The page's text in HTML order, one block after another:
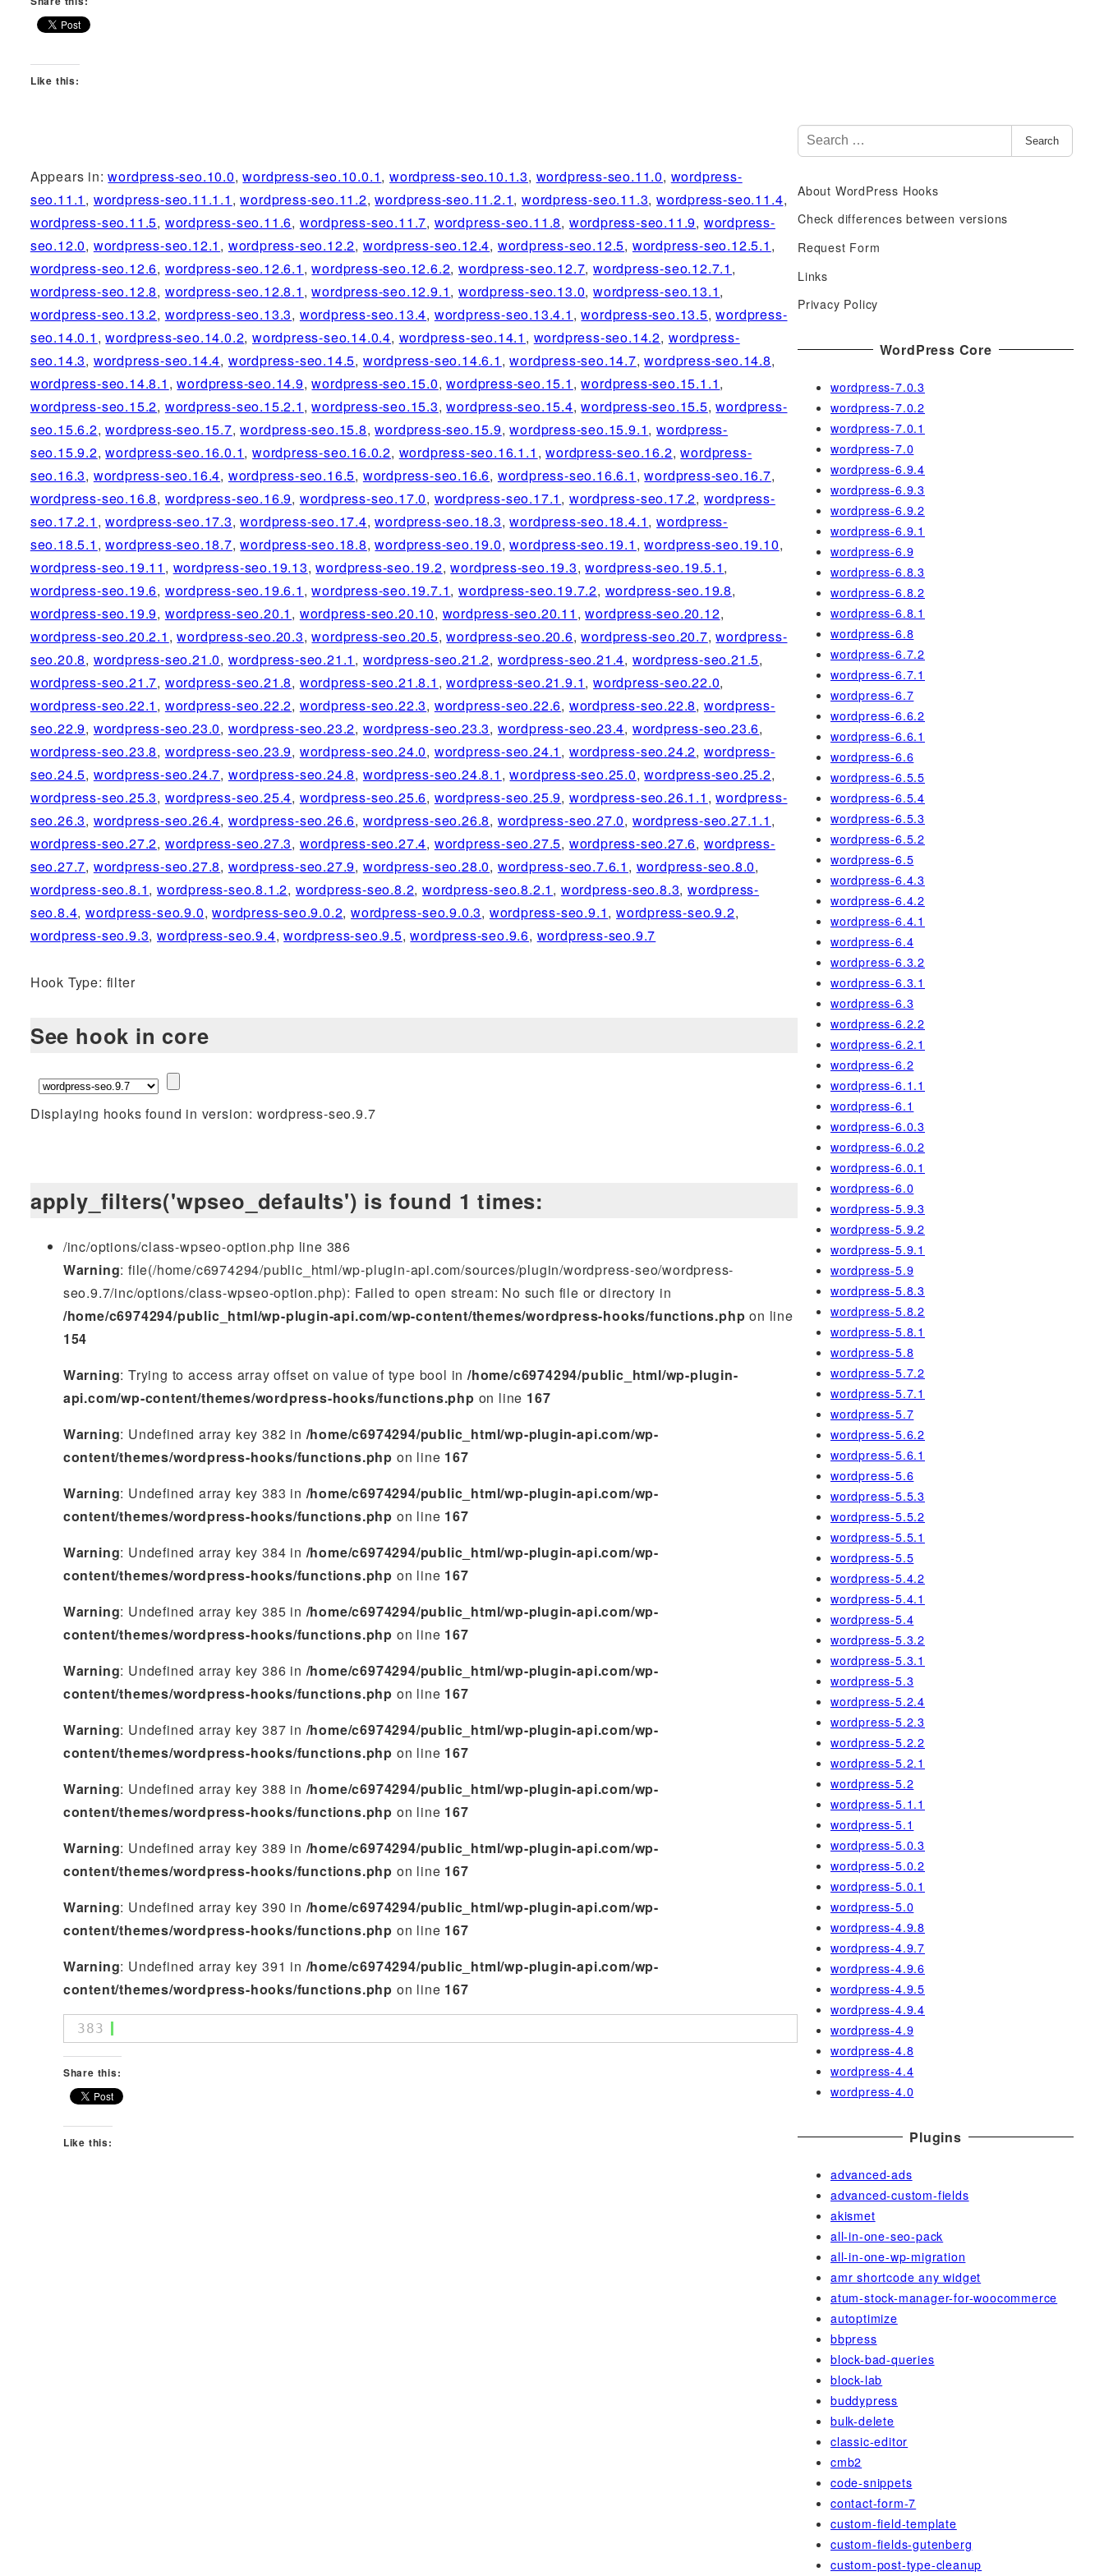
Like this:
Appears in:wordpress-seo.10.0,wordpress-seo.10.0.1,wordpress-seo.10.1.3, wordpress-seo.11.0, wordpress-
seo.11.1 , wordpress-seo.11.1.1 ,wordpress-seo.11.2,wordpress-seo.11.2.1,wordpress-seo.11.3,wordpress-seo.11.4,
wordpress-seo.11.5, wordpress-seo.11.6, wordpress-seo.11.7, wordpress-seo.11.8, wordpress-seo.11.9, wordpress-
seo.12.0, wordpress-seo.12.1 , wordpress-seo.12.2, wordpress-seo.12.4, wordpress-seo.12.5, wordpress-seo.12.5.1 ,
wordpress-seo.12.6, wordpress-seo.12.6.1 ,wordpress-seo.12.6.2,wordpress-seo.12.7,wordpress-seo.12.7.1 ,
wordpress-seo.12.8, wordpress-seo.12.8.1 ,wordpress-seo.12.9.1,wordpress-seo.13.0,wordpress-seo.13.1,
wordpress-seo.13.2, wordpress-seo.13.3, wordpress-seo.13.4, wordpress-seo.13.4.1 ,wordpress-seo.13.5,wordpress-
seo.14.0.1 ,wordpress-seo.14.0.2,wordpress-seo.14.0.4, wordpress-seo.14.1 , wordpress-seo.14.2, wordpress-
seo.14.3, wordpress-seo.14.4, wordpress-seo.14.5, wordpress-seo.14.6.1 ,wordpress-seo.14.7,wordpress-seo.14.8,
wordpress-seo.14.8.1 ,wordpress-seo.14.9,wordpress-seo.15.0,wordpress-seo.15.1 ,wordpress-seo.15.1.1,
wordpress-seo.15.2, wordpress-seo.15.2.1 ,wordpress-seo.15.3,wordpress-seo.15.4,wordpress-seo.15.5,wordpress-
seo.15.6.2,wordpress-seo.15.7,wordpress-seo.15.8,wordpress-seo.15.9,wordpress-seo.15.9.1,wordpress-
seo.15.9.2,wordpress-seo.16.0.1,wordpress-seo.16.0.2, wordpress-seo.16.1.1 ,wordpress-seo.16.2,wordpress-
seo.16.3, wordpress-seo.16.4, wordpress-seo.16.5, wordpress-seo.16.6, wordpress-seo.16.6.1 ,wordpress-seo.16.7,
wordpress-seo.16.8, wordpress-seo.16.9, wordpress-seo.17.0, wordpress-seo.17.1 , wordpress-seo.17.2, wordpress-
seo.17.2.1 ,wordpress-seo.17.3,wordpress-seo.17.4,wordpress-seo.18.3,wordpress-seo.18.4.1,wordpress-
seo.18.5.1 ,wordpress-seo.18.7,wordpress-seo.18.8,wordpress-seo.19.0,wordpress-seo.19.1 ,wordpress-seo.19.10,
wordpress-seo.19.11 , wordpress-seo.19.13,wordpress-seo.19.2,wordpress-seo.19.3,wordpress-seo.19.5.1,
wordpress-seo.19.6, wordpress-seo.19.6.1 ,wordpress-seo.19.7.1,wordpress-seo.19.7.2, wordpress-seo.19.8,
wordpress-seo.19.9, wordpress-seo.20.1 , wordpress-seo.20.10, wordpress-seo.20.11 ,wordpress-seo.20.12,
wordpress-seo.20.2.1 ,wordpress-seo.20.3,wordpress-seo.20.5,wordpress-seo.20.6,wordpress-seo.20.7,wordpress-
seo.20.8, wordpress-seo.21.0, wordpress-seo.21.1 , wordpress-seo.21.2, wordpress-seo.21.4, wordpress-seo.21.5,
wordpress-seo.21.7, wordpress-seo.21.8, wordpress-seo.21.8.1 ,wordpress-seo.21.9.1,wordpress-seo.22.0,
wordpress-seo.22.1 , wordpress-seo.22.2, wordpress-seo.22.3, wordpress-seo.22.6, wordpress-seo.22.8, wordpress-
seo.22.9, wordpress-seo.23.0, wordpress-seo.23.2, wordpress-seo.23.3, wordpress-seo.23.4, wordpress-seo.23.6,
wordpress-seo.23.8, wordpress-seo.23.9, wordpress-seo.24.0, wordpress-seo.24.1 , wordpress-seo.24.2, wordpress-
seo.24.5, wordpress-seo.24.7, wordpress-seo.24.8, wordpress-seo.24.8.1 ,wordpress-seo.25.0,wordpress-seo.25.2,
wordpress-seo.25.3, wordpress-seo.25.4, wordpress-seo.25.6, wordpress-seo.25.9, wordpress-seo.26.1.1 ,wordpress-
seo.26.3, wordpress-seo.26.4, wordpress-seo.26.6, wordpress-seo.26.8, wordpress-seo.27.0, wordpress-seo.27.1.1 ,
wordpress-seo.27.2, wordpress-seo.27.3, wordpress-seo.27.4, wordpress-seo.27.5, wordpress-seo.27.6, wordpress-
seo.27.7, wordpress-seo.27.8, wordpress-seo.27.9, wordpress-seo.28.0, wordpress-seo.7.6.1 , wordpress-seo.8.0,
wordpress-seo.8.1,wordpress-seo.8.1.2, wordpress-seo.8.2,wordpress-seo.8.2.1 , wordpress-seo.8.3,wordpress-
seo.8.4,wordpress-seo.9.0,wordpress-seo.9.0.2,wordpress-seo.9.0.3, wordpress-seo.9.1,wordpress-seo.9.2,
wordpress-seo.9.3,wordpress-seo.9.4,wordpress-seo.9.5,wordpress-seo.9.6, wordpress-seo.9.7
Hook Type: filter
See hook in core
Displaying hooks found in version: wordpress-seo.9.7
apply_filters('wpseo_defaults') is found 1 times:
/inc/options/class-wpseo-option.php line 386
Warning: file(/home/c6974294/public_html/wp-plugin-api.com/sources/plugin/wordpress-seo/wordpress-
seo.9.7/inc/options/class-wpseo-option.php): Failed to open stream: No such file or directory in
/home/c6974294/public_html/wp-plugin-api.com/wp-content/themes/wordpress-hooks/functions.php on line
154
Warning: Trying to access array offset on value of type bool in/home/c6974294/public_html/wp-plugin-
api.com/wp-content/themes/wordpress-hooks/functions.php on line 167
Warning: Undefined array key 382 in /home/c6974294/public_html/wp-plugin-api.com/wp-
content/themes/wordpress-hooks/functions.php on line 167
Warning: Undefined array key 383 in /home/c6974294/public_html/wp-plugin-api.com/wp-
content/themes/wordpress-hooks/functions.php on line 167
Warning: Undefined array key 384 in /home/c6974294/public_html/wp-plugin-api.com/wp-
content/themes/wordpress-hooks/functions.php on line 167
Warning: Undefined array key 385 in /home/c6974294/public_html/wp-plugin-api.com/wp-
content/themes/wordpress-hooks/functions.php on line 167
Warning: Undefined array key 386 in /home/c6974294/public_html/wp-plugin-api.com/wp-
content/themes/wordpress-hooks/functions.php on line 167
Warning: Undefined array key 387 in /home/c6974294/public_html/wp-plugin-api.com/wp-
content/themes/wordpress-hooks/functions.php on line 167
Warning: Undefined array key 388 in /home/c6974294/public_html/wp-plugin-api.com/wp-
content/themes/wordpress-hooks/functions.php on line 167
Warning: Undefined array key 389 in /home/c6974294/public_html/wp-plugin-api.com/wp-
content/themes/wordpress-hooks/functions.php on line 167
Warning: Undefined array key 390 in /home/c6974294/public_html/wp-plugin-api.com/wp-
content/themes/wordpress-hooks/functions.php on line 167
Warning: Undefined array key 391 in /home/c6974294/public_html/wp-plugin-api.com/wp-
content/themes/wordpress-hooks/functions.php on line 167
383
Share this:
Like this:
S
e
r
c
f
o
r
Search
About WordPress Hooks
Check differences between versions
Request Form
Links
Privacy Policy
WordPress Core
wordpress-7.0.3
wordpress-7.0.2
wordpress-7.0.1
wordpress-7.0
wordpress-6.9.4
wordpress-6.9.3
wordpress-6.9.2
wordpress-6.9.1
wordpress-6.9
wordpress-6.8.3
wordpress-6.8.2
wordpress-6.8.1
wordpress-6.8
wordpress-6.7.2
wordpress-6.7.1
wordpress-6.7
wordpress-6.6.2
wordpress-6.6.1
wordpress-6.6
wordpress-6.5.5
wordpress-6.5.4
wordpress-6.5.3
wordpress-6.5.2
wordpress-6.5
wordpress-6.4.3
wordpress-6.4.2
wordpress-6.4.1
wordpress-6.4
wordpress-6.3.2
wordpress-6.3.1
wordpress-6.3
wordpress-6.2.2
wordpress-6.2.1
wordpress-6.2
wordpress-6.1.1
wordpress-6.1
wordpress-6.0.3
wordpress-6.0.2
wordpress-6.0.1
wordpress-6.0
wordpress-5.9.3
wordpress-5.9.2
wordpress-5.9.1
wordpress-5.9
wordpress-5.8.3
wordpress-5.8.2
wordpress-5.8.1
wordpress-5.8
wordpress-5.7.2
wordpress-5.7.1
wordpress-5.7
wordpress-5.6.2
wordpress-5.6.1
wordpress-5.6
wordpress-5.5.3
wordpress-5.5.2
wordpress-5.5.1
wordpress-5.5
wordpress-5.4.2
wordpress-5.4.1
wordpress-5.4
wordpress-5.3.2
wordpress-5.3.1
wordpress-5.3
wordpress-5.2.4
wordpress-5.2.3
wordpress-5.2.2
wordpress-5.2.1
wordpress-5.2
wordpress-5.1.1
wordpress-5.1
wordpress-5.0.3
wordpress-5.0.2
wordpress-5.0.1
wordpress-5.0
wordpress-4.9.8
wordpress-4.9.7
wordpress-4.9.6
wordpress-4.9.5
wordpress-4.9.4
wordpress-4.9
wordpress-4.8
wordpress-4.4
wordpress-4.0
Plugins
advanced-ads
advanced-custom-fields
akismet
all-in-one-seo-pack
all-in-one-wp-migration
amr shortcode any widget
atum-stock-manager-for-woocommerce
autoptimize
bbpress
block-bad-queries
block-lab
buddypress
bulk-delete
classic-editor
cmb2
code-snippets
contact-form-7
custom-field-template
custom-fields-gutenberg
custom-post-type-cleanup